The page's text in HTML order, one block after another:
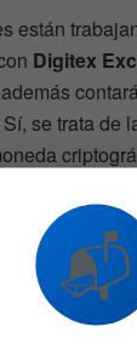
están
Digitex
Sí, se trata de
suficiente,
funciones
Pero las
porque la
📬